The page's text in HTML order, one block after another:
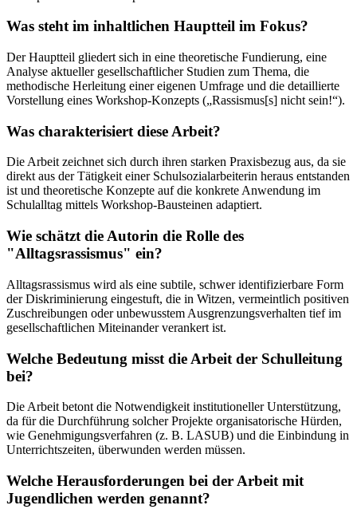
Was steht im inhaltlichen Hauptteil im Fokus?
Der Hauptteil gliedert sich in eine theoretische Fundierung, eine
Analyse aktueller gesellschaftlicher Studien zum Thema, die
methodische Herleitung einer eigenen Umfrage und die detaillierte
Vorstellung eines Workshop-Konzepts („Rassismus[s] nicht sein!“).
Was charakterisiert diese Arbeit?
Die Arbeit zeichnet sich durch ihren starken Praxisbezug aus, da sie
direkt aus der Tätigkeit einer Schulsozialarbeiterin heraus entstanden
ist und theoretische Konzepte auf die konkrete Anwendung im
Schulalltag mittels Workshop-Bausteinen adaptiert.
Wie schätzt die Autorin die Rolle des
"Alltagsrassismus" ein?
Alltagsrassismus wird als eine subtile, schwer identifizierbare Form
der Diskriminierung eingestuft, die in Witzen, vermeintlich positiven
Zuschreibungen oder unbewusstem Ausgrenzungsverhalten tief im
gesellschaftlichen Miteinander verankert ist.
Welche Bedeutung misst die Arbeit der Schulleitung
bei?
Die Arbeit betont die Notwendigkeit institutioneller Unterstützung,
da für die Durchführung solcher Projekte organisatorische Hürden,
wie Genehmigungsverfahren (z. B. LASUB) und die Einbindung in
Unterrichtszeiten, überwunden werden müssen.
Welche Herausforderungen bei der Arbeit mit
Jugendlichen werden genannt?